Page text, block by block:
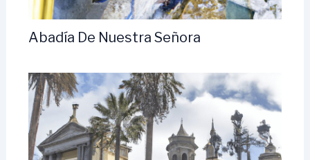
Abadía De Nuestra Señora